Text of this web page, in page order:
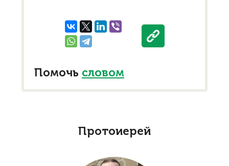
Помочь словом
Протоиерей